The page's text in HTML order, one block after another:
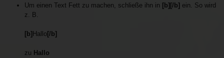
Um einen Text Fett zu machen, schließe ihn in [b][/b] ein. So wird
z. B.
[b] Hallo[/b]
zu Hallo